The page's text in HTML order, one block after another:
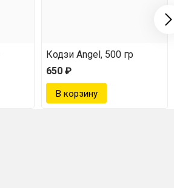
Кодзи Angel, 500 гр
650 ₽